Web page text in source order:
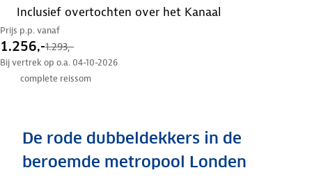
inclusief overtochten over het Kanaal
Prijs p.p. vanaf
1.256,-1.293,-
Bij vertrek op o.a. 04-10-2026
complete reissom
De rode dubbeldekkers in de
beroemde metropool Londen